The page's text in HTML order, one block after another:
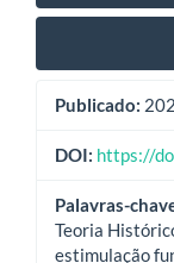
Publicado:
DOI: https://
Palavras-
Teoria
estimulação